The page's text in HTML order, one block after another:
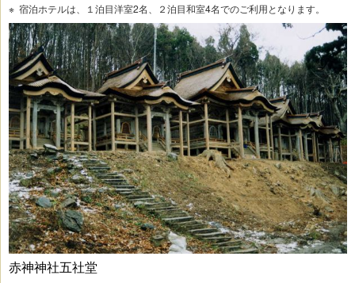
※  宿泊ホテルは、１泊目洋室2名、２泊目和室4名でのご利用となります。
赤神神社五社堂